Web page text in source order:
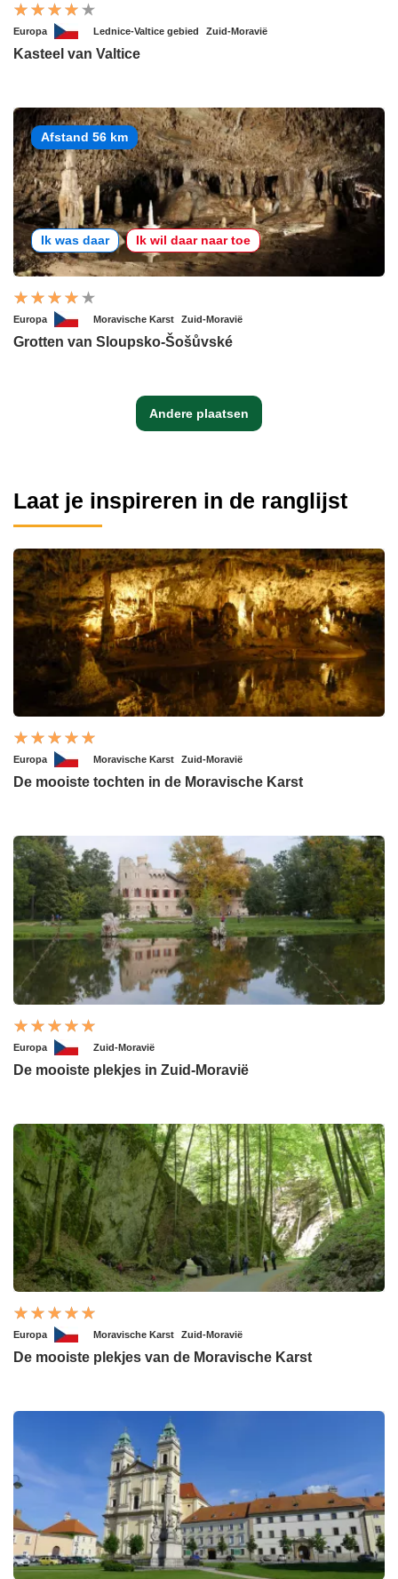
Europa Lednice-Valtice gebied Zuid-Moravië
Kasteel van Valtice
Afstand 56 km
Ik was daar Ik wil daar naar toe
Europa Moravische Karst Zuid-Moravië
Grotten van Sloupsko-Šošůvské
Andere plaatsen
Laat je inspireren in de ranglijst
Europa Moravische Karst Zuid-Moravië
De mooiste tochten in de Moravische Karst
Europa Zuid-Moravië
De mooiste plekjes in Zuid-Moravië
Europa Moravische Karst Zuid-Moravië
De mooiste plekjes van de Moravische Karst